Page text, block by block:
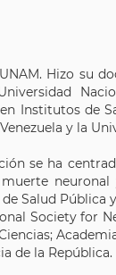
Hizo su
Institutos de
y la
se ha
Salud Pública
Society for
de la República.